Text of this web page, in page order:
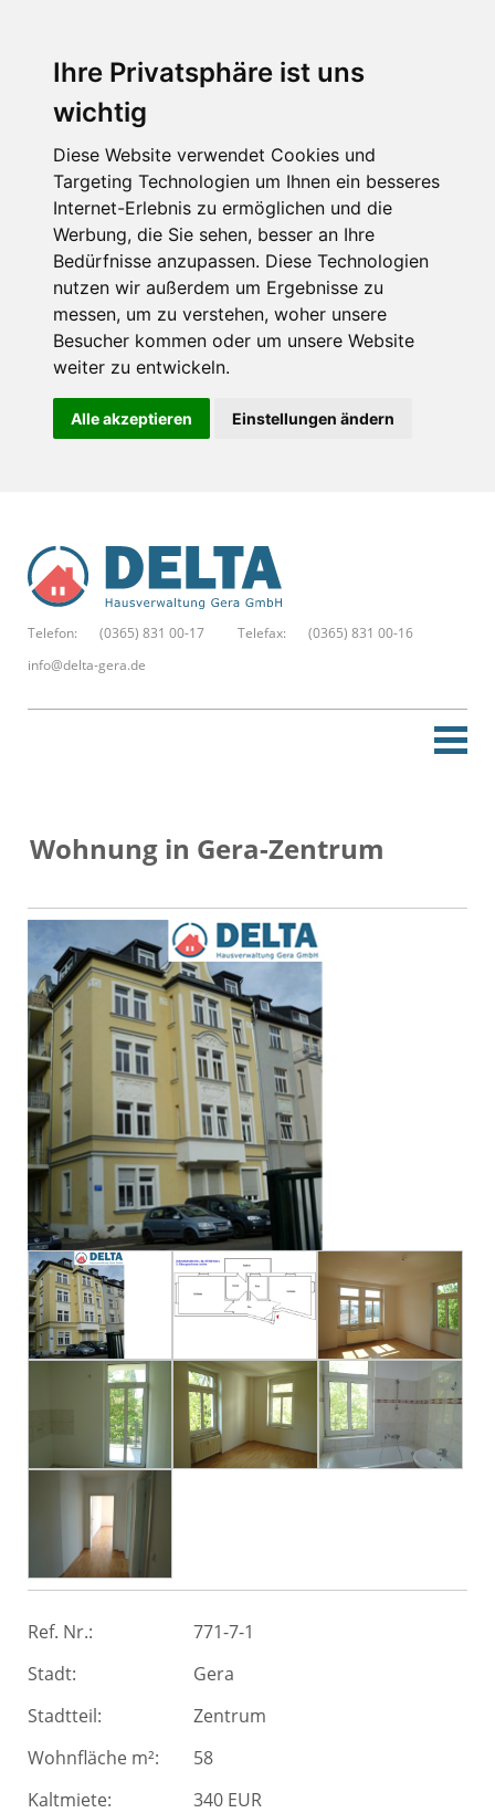
Ihre Privatsphäre ist uns
wichtig
Diese Website verwendet Cookies und
Targeting Technologien um Ihnen ein besseres
Internet-Erlebnis zu ermöglichen und die
Werbung, die Sie sehen, besser an Ihre
Bedürfnisse anzupassen. Diese Technologien
nutzen wir außerdem um Ergebnisse zu
messen, um zu verstehen, woher unsere
Besucher kommen oder um unsere Website
weiter zu entwickeln.
Alle akzeptieren Einstellungen ändern
Telefon: (0365) 831 00-17 Telefax:
(0365) 831 00-16
info@delta-gera.de
Neue Suche
Merkzettel
Kontakt
Impressum
Wohnung in Gera-Zentrum
Ref. Nr.:
771-7-1
Stadt:
Gera
Stadtteil:
Zentrum
Wohnfläche m²:
58
Kaltmiete:
340 EUR